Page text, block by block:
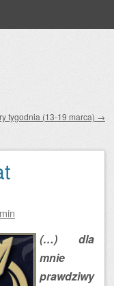
tygodnia (13-19 marca) →
(…) dla
mnie
prawdziwy